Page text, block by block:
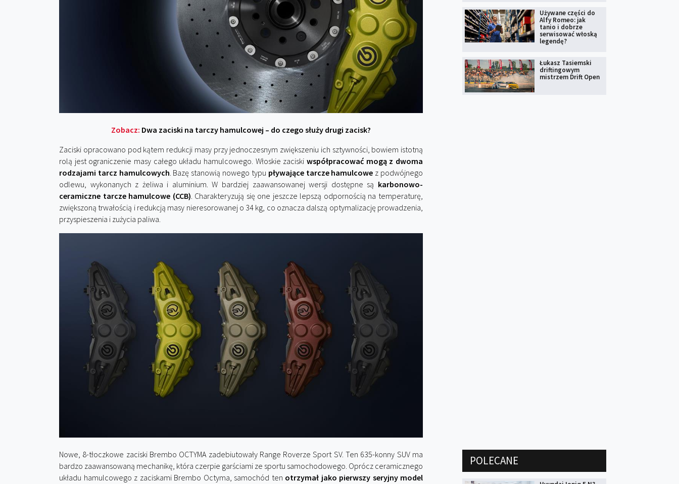
Zobacz: Dwa zaciski na tarczy hamulcowej – do czego służy drugi zacisk?
Zaciski opracowano pod kątem redukcji masy przy jednoczesnym zwiększeniu ich sztywności, bowiem istotną
rolą jest ograniczenie masy całego układu hamulcowego. Włoskie zaciski współpracować mogą z dwoma
rodzajami tarcz hamulcowych. Bazę stanowią nowego typu pływające tarcze hamulcowe z podwójnego
odlewu, wykonanych z żeliwa i aluminium. W bardziej zaawansowanej wersji dostępne są karbonowo-
ceramiczne tarcze hamulcowe (CCB). Charakteryzują się one jeszcze lepszą odpornością na temperaturę,
zwiększoną trwałością i redukcją masy nieresorowanej o 34 kg, co oznacza dalszą optymalizację prowadzenia,
przyspieszenia i zużycia paliwa.
Nowe, 8-tłoczkowe zaciski Brembo OCTYMA zadebiutowały Range Roverze Sport SV. Ten 635-konny SUV ma
bardzo zaawansowaną mechanikę, która czerpie garściami ze sportu samochodowego. Oprócz ceramicznego
układu hamulcowego z zaciskami Brembo Octyma, samochód ten otrzymał jako pierwszy seryjny model
Używane części do
Alfy Romeo: jak
tanio i dobrze
serwisować włoską
legendę?
Łukasz Tasiemski
driftingowym
mistrzem Drift Open
POLECANE